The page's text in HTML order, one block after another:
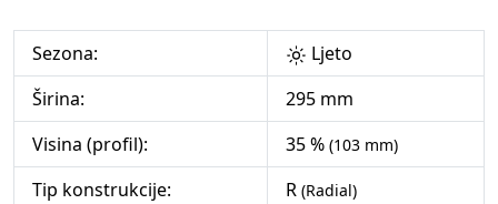
Sezona:
Ljeto
Širina:
295 mm
Visina (profil):
35 % (103 mm)
Tip konstrukcije: R (Radial)